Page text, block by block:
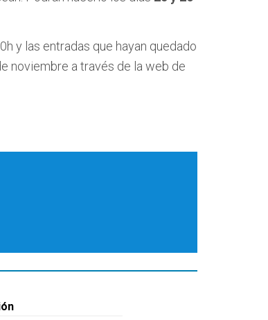
y las entradas que hayan quedado
noviembre a través de la web de